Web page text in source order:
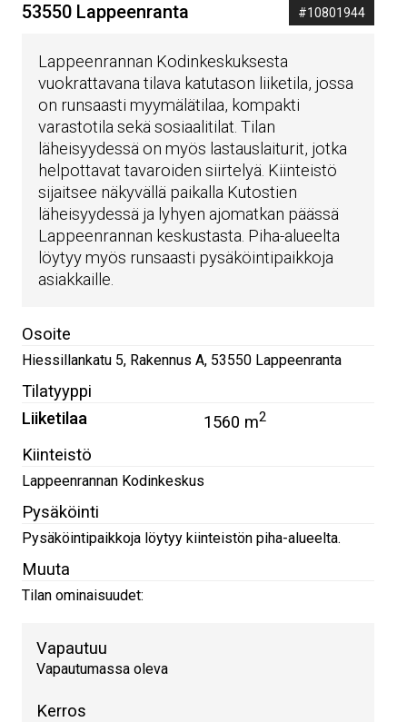
53550 Lappeenranta
#10801944
Lappeenrannan Kodinkeskuksesta
vuokrattavana tilava katutason liiketila, jossa
on runsaasti myymälätilaa, kompakti
varastotila sekä sosiaalitilat. Tilan
läheisyydessä on myös lastauslaiturit, jotka
helpottavat tavaroiden siirtelyä. Kiinteistö
sijaitsee näkyvällä paikalla Kutostien
läheisyydessä ja lyhyen ajomatkan päässä
Lappeenrannan keskustasta. Piha-alueelta
löytyy myös runsaasti pysäköintipaikkoja
asiakkaille.
Osoite
Hiessillankatu 5, Rakennus A, 53550 Lappeenranta
Tilatyyppi
Liiketilaa
1560 m2
Kiinteistö
Lappeenrannan Kodinkeskus
Pysäköinti
Pysäköintipaikkoja löytyy kiinteistön piha-alueelta.
Muuta
Tilan ominaisuudet:
Vapautuu
Vapautumassa oleva
Kerros